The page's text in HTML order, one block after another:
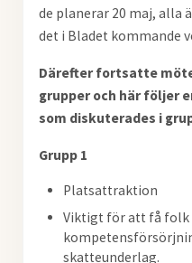
de planerar 20 maj, alla
det i Bladet kommande
Därefter fortsatte
grupper och här följer
som diskuterades i
Grupp 1
Platsattraktion
Viktigt för att få
skatteunderlag.